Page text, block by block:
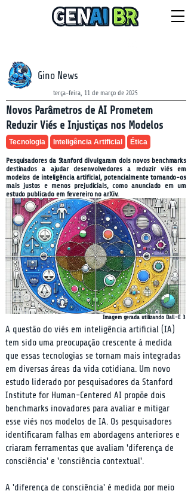
Gino News
terça-feira, 11 de março de 2025
Novos Parâmetros de AI Prometem
Reduzir Viés e Injustiças nos Modelos
Tecnologia Inteligência Artificial Ética
Pesquisadores da Stanford divulgaram dois novos benchmarks
destinados a ajudar desenvolvedores a reduzir viés em
modelos de inteligência artificial, potencialmente tornando-os
mais justos e menos prejudiciais, como anunciado em um
estudo publicado em fevereiro no arXiv.
Imagem gerada utilizando Dall-E 3
A questão do viés em inteligência artificial (IA)
tem sido uma preocupação crescente à medida
que essas tecnologias se tornam mais integradas
em diversas áreas da vida cotidiana. Um novo
estudo liderado por pesquisadores da Stanford
Institute for Human-Centered AI propõe dois
benchmarks inovadores para avaliar e mitigar
esse viés nos modelos de IA. Os pesquisadores
identificaram falhas em abordagens anteriores e
criaram ferramentas que avaliam 'diferença de
consciência' e 'consciência contextual'.
A 'diferença de consciência' é medida por meio